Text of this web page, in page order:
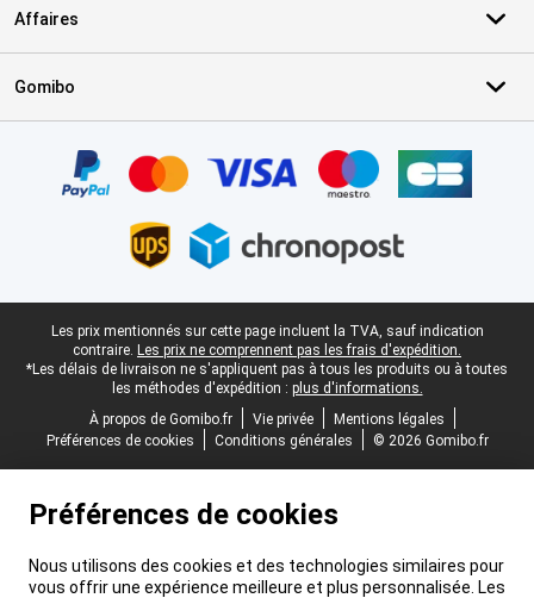
Affaires
Gomibo
Pied-de-page légal
Les prix mentionnés sur cette page incluent la TVA, sauf indication
contraire. Les prix ne comprennent pas les frais d'expédition.
*Les délais de livraison ne s'appliquent pas à tous les produits ou à toutes
les méthodes d'expédition : plus d'informations.
À propos de Gomibo.fr
Vie privée
Mentions légales
Préférences de cookies
Conditions générales © 2026 Gomibo.fr
Préférences de cookies
Nous utilisons des cookies et des technologies similaires pour
vous offrir une expérience meilleure et plus personnalisée. Les